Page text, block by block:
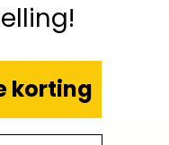
korting